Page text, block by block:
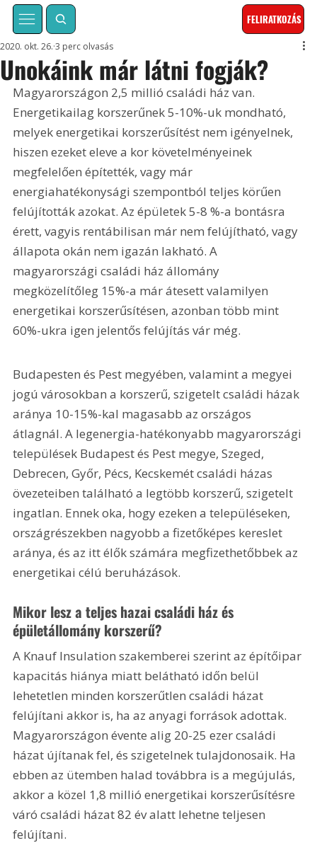
FELIRATKOZÁS
Unokáink már látni fogják?
2020. okt. 26. 3 perc olvasás
Magyarországon 2,5 millió családi ház van.
Energetikailag korszerűnek 5-10%-uk mondható,
melyek energetikai korszerűsítést nem igényelnek,
hiszen ezeket eleve a kor követelményeinek
megfelelően építették, vagy már
energiahatékonysági szempontból teljes körűen
felújították azokat. Az épületek 5-8 %-a bontásra
érett, vagyis rentábilisan már nem felújítható, vagy
állapota okán nem igazán lakható. A
magyarországi családi ház állomány
megközelítőleg 15%-a már átesett valamilyen
energetikai korszerűsítésen, azonban több mint
60%-ukra igen jelentős felújítás vár még.
Budapesten és Pest megyében, valamint a megyei
jogú városokban a korszerű, szigetelt családi házak
aránya 10-15%-kal magasabb az országos
átlagnál. A legenergia-hatékonyabb magyarországi
települések Budapest és Pest megye, Szeged,
Debrecen, Győr, Pécs, Kecskemét családi házas
övezeteiben található a legtöbb korszerű, szigetelt
ingatlan. Ennek oka, hogy ezeken a településeken,
országrészekben nagyobb a fizetőképes kereslet
aránya, és az itt élők számára megfizethetőbbek az
energetikai célú beruházások.
Mikor lesz a teljes hazai családi ház és
épületállomány korszerű?
A Knauf Insulation szakemberei szerint az építőipar
kapacitás hiánya miatt belátható időn belül
lehetetlen minden korszerűtlen családi házat
felújítani akkor is, ha az anyagi források adottak.
Magyarországon évente alig 20-25 ezer családi
házat újítanak fel, és szigetelnek tulajdonosaik. Ha
ebben az ütemben halad továbbra is a megújulás,
akkor a közel 1,8 millió energetikai korszerűsítésre
váró családi házat 82 év alatt lehetne teljesen
felújítani.